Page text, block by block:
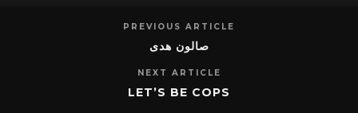
PREVIOUS ARTICLE
صالون هدى
NEXT ARTICLE
LET’S BE COPS